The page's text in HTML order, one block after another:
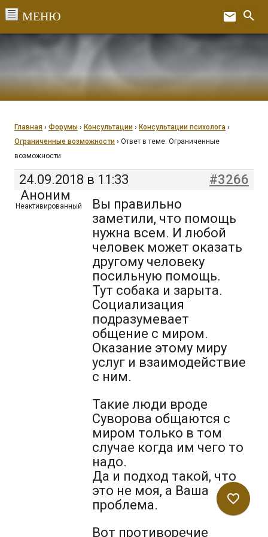
email search
Главная › Форумы › Консультации › Консультации психолога ›
Ограниченные возможности › Ответ в теме: Ограниченные
возможности
24.09.2018 в 11:33
#3266
Аноним
Неактивированный
Вы правильно
заметили, что помощь
нужна всем. И любой
человек может оказать
другому человеку
посильную помощь.
Тут собака и зарыта.
Социализация
подразумевает
общение с миром.
Оказание этому миру
услуг и взаимодействие
с ним.
Такие люди вроде
Суворова общаются с
миром только в том
случае когда им чего то
надо.
Да и подход такой, что
это не моя, а Ваша
проблема.
Вот противоречие
favorite_border